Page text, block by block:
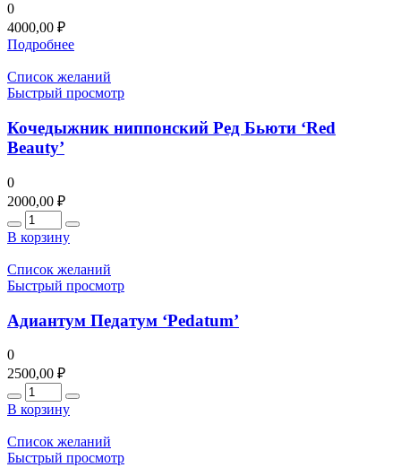
0
4000,00 ₽
Подробнее
Список желаний
Быстрый просмотр
Кочедыжник ниппонский Ред Бьюти ‘Red
Beauty’
0
2000,00 ₽
Количество
В корзину
Список желаний
Быстрый просмотр
Адиантум Педатум ‘Pedatum’
0
2500,00 ₽
Количество
В корзину
Список желаний
Быстрый просмотр